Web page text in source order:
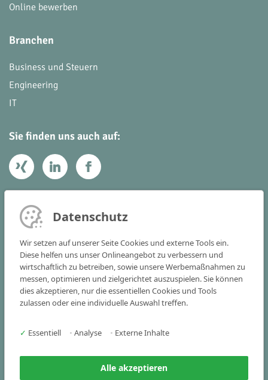
Online bewerben
Branchen
Business und Steuern
Engineering
IT
Sie finden uns auch auf:
Ihr Kontakt zu uns
Vogelstraße 22 - 24
91301 Forchheim
Tel+49 9191 341515-0
info(at)victoria-consulting.de
Datenschutz
Wir setzen auf unserer Seite Cookies und externe Tools ein.
Diese helfen uns unser Onlineangebot zu verbessern und
wirtschaftlich zu betreiben, sowie unsere Werbemaßnahmen zu
messen, optimieren und zielgerichtet auszuspielen. Sie können
dies akzeptieren, nur die essentiellen Cookies und Tools
zulassen oder eine individuelle Auswahl treffen.
✓ Essentiell • Analyse • Externe Inhalte
Alle akzeptieren